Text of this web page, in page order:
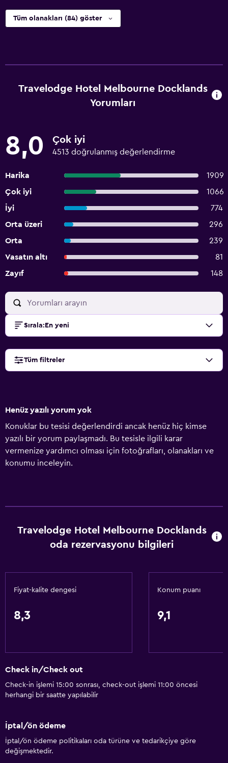
Tüm olanakları (84) göster
Travelodge Hotel Melbourne Docklands
Yorumları
8,0 Çok iyi
4513 doğrulanmış değerlendirme
Harika
1909
Çok iyi
1066
İyi
774
Orta üzeri
296
Orta
239
Vasatın altı
81
Zayıf
148
Sırala: En yeni
Tüm filtreler
Henüz yazılı yorum yok
Konuklar bu tesisi değerlendirdi ancak henüz hiç kimse
yazılı bir yorum paylaşmadı. Bu tesisle ilgili karar
vermenize yardımcı olması için fotoğrafları, olanakları ve
konumu inceleyin.
Travelodge Hotel Melbourne Docklands
oda rezervasyonu bilgileri
Fiyat-kalite dengesi
8,3
Konum puanı
9,1
Check in/Check out
Check-in işlemi 15:00 sonrası, check-out işlemi 11:00 öncesi
herhangi bir saatte yapılabilir
İptal/ön ödeme
İptal/ön ödeme politikaları oda türüne ve tedarikçiye göre
değişmektedir.